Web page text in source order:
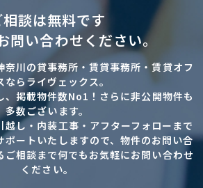
相談は無料です
問い合わせください。
奈川の貸事務所・賃貸事務所・賃貸オフ
ならライヴェックス。
、掲載物件数No1！さらに非公開物件も
多数ございます。
越し・内装工事・アフターフォローまで
ポートいたしますので、物件のお問い合
ご相談まで何でもお気軽にお問い合わせ
ください。